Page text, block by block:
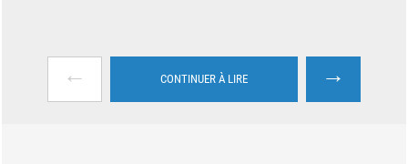
← CONTINUER À LIRE →